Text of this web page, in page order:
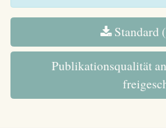
Standard
Publikationsqualität